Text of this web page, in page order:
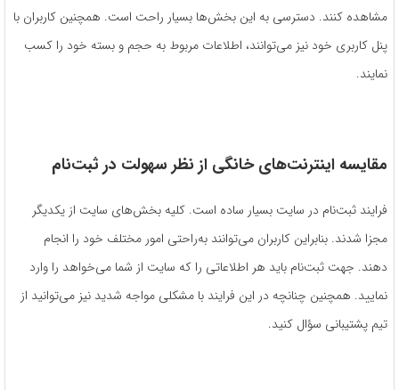
مشاهده کنند. دسترسی به این بخش‌ها بسیار راحت است. همچنین کاربران با
پنل کاربری خود نیز می‌توانند، اطلاعات مربوط به حجم و بسته خود را کسب
نمایند.
مقایسه اینترنت‌های خانگی از نظر سهولت در ثبت‌نام
فرایند ثبت‌نام در سایت بسیار ساده است. کلیه بخش‌های سایت از یکدیگر
مجزا شدند. بنابراین کاربران می‌توانند به‌راحتی امور مختلف خود را انجام
دهند. جهت ثبت‌نام باید هر اطلاعاتی را که سایت از شما می‌خواهد را وارد
نمایید. همچنین چنانچه در این فرایند با مشکلی مواجه شدید نیز می‌توانید از
تیم پشتیبانی سؤال کنید.